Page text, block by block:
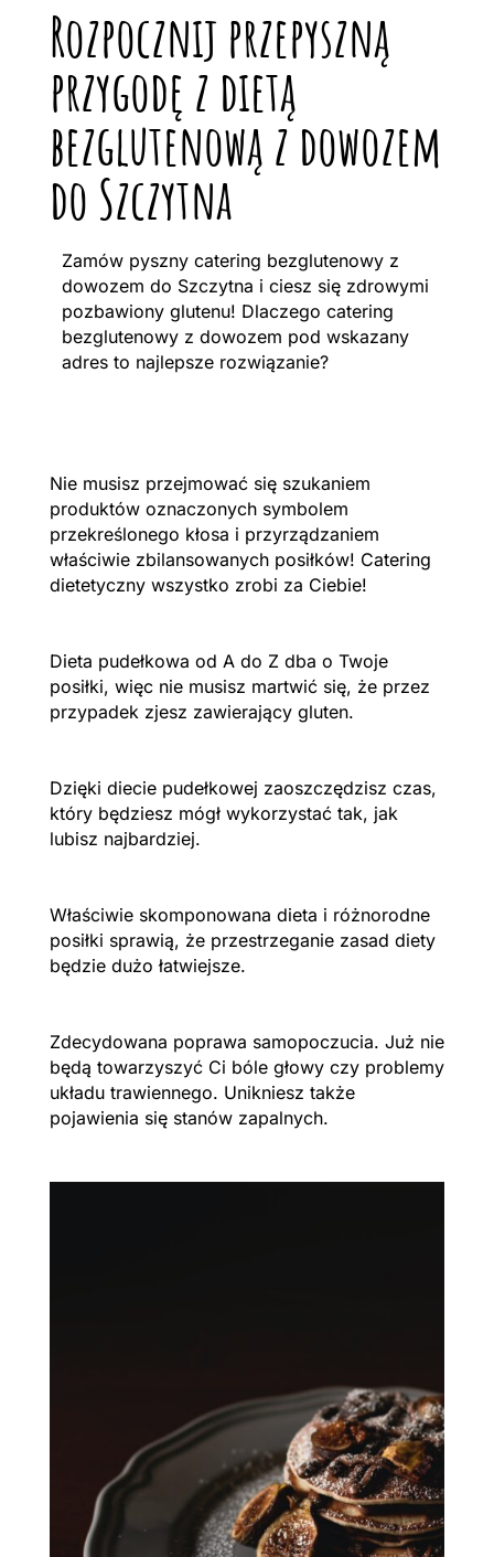
Rozpocznij przepyszną
przygodę z dietą
bezglutenową z dowozem
do Szczytna
Zamów pyszny catering bezglutenowy z
dowozem do Szczytna i ciesz się zdrowymi
pozbawiony glutenu! Dlaczego catering
bezglutenowy z dowozem pod wskazany
adres to najlepsze rozwiązanie?
Nie musisz przejmować się szukaniem
produktów oznaczonych symbolem
przekreślonego kłosa i przyrządzaniem
właściwie zbilansowanych posiłków! Catering
dietetyczny wszystko zrobi za Ciebie!
Dieta pudełkowa od A do Z dba o Twoje
posiłki, więc nie musisz martwić się, że przez
przypadek zjesz zawierający gluten.
Dzięki diecie pudełkowej zaoszczędzisz czas,
który będziesz mógł wykorzystać tak, jak
lubisz najbardziej.
Właściwie skomponowana dieta i różnorodne
posiłki sprawią, że przestrzeganie zasad diety
będzie dużo łatwiejsze.
Zdecydowana poprawa samopoczucia. Już nie
będą towarzyszyć Ci bóle głowy czy problemy
układu trawiennego. Unikniesz także
pojawienia się stanów zapalnych.